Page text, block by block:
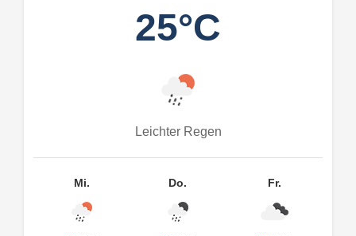
25°C
Leichter Regen
Mi. Do. Fr.